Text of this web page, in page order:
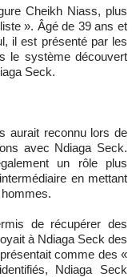
Cheikh Niass, plus
». Âgé de 39 ans et
il est présenté par les
le système découvert
Seck.
aurait reconnu lors de
avec Ndiaga Seck.
un rôle plus
en mettant
de récupérer des
à Ndiaga Seck des
comme des «
Ndiaga Seck